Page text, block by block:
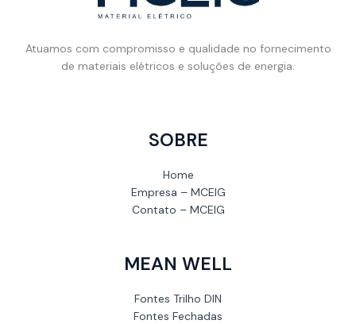
Atuamos com compromisso e qualidade no fornecimento
de materiais elétricos e soluções de energia.
SOBRE
Home
Empresa – MCEIG
Contato – MCEIG
MEAN WELL
Fontes Trilho DIN
Fontes Fechadas